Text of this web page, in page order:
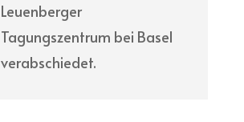
Leuenberger
Tagungszentrum bei Basel
verabschiedet.